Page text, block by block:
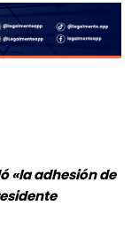
«la adhesión de